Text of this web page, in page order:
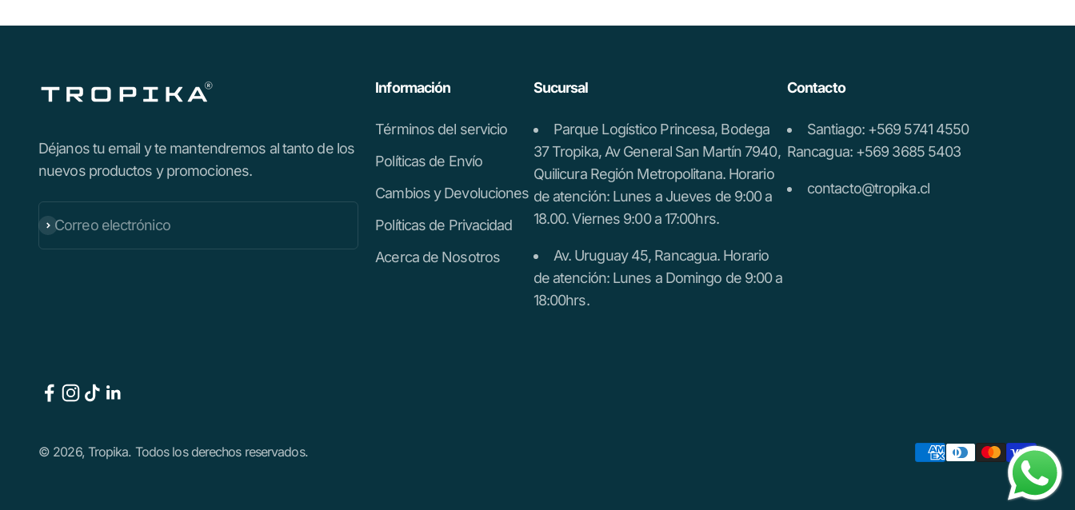
Déjanos tu email y te mantendremos al tanto de los
nuevos productos y promociones.
Correo electrónico
Suscribirse
Información
Términos del servicio
Políticas de Envío
Cambios y Devoluciones
Políticas de Privacidad
Acerca de Nosotros
Sucursal
Parque Logístico Princesa, Bodega
37 Tropika, Av General San Martín 7940,
Quilicura Región Metropolitana. Horario
de atención: Lunes a Jueves de 9:00 a
18.00. Viernes 9:00 a 17:00hrs.
Av. Uruguay 45, Rancagua. Horario
de atención: Lunes a Domingo de 9:00 a
18:00hrs.
Contacto
Santiago: +569 5741 4550
Rancagua: +569 3685 5403
contacto@tropika.cl
© 2026, Tropika. Todos los derechos reservados.